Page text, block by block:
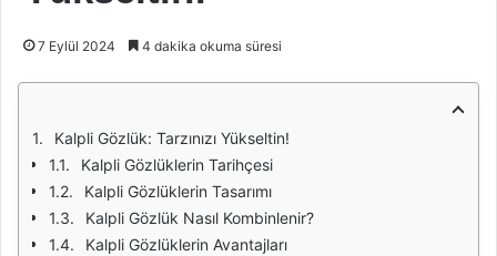
7 Eylül 2024 4 dakika okuma süresi
Kalpli Gözlük: Tarzınızı Yükseltin!
Kalpli Gözlüklerin Tarihçesi
Kalpli Gözlüklerin Tasarımı
Kalpli Gözlük Nasıl Kombinlenir?
Kalpli Gözlüklerin Avantajları